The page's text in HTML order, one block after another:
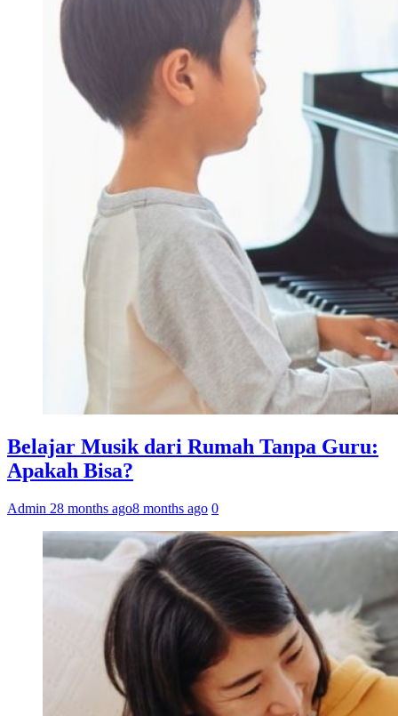
Belajar Musik dari Rumah Tanpa Guru:
Apakah Bisa?
Admin 28 months ago8 months ago 0